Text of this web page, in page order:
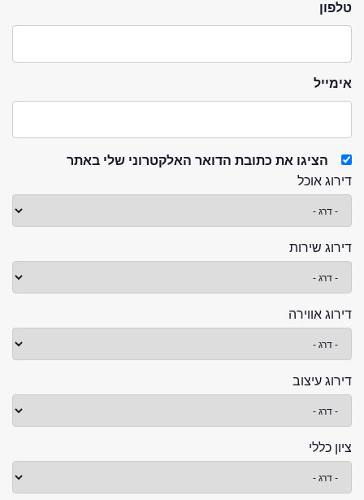
טלפון
אימייל
הציגו את כתובת הדואר האלקטרוני שלי באתר
דירוג אוכל
דירוג שירות
דירוג אווירה
דירוג עיצוב
ציון כללי